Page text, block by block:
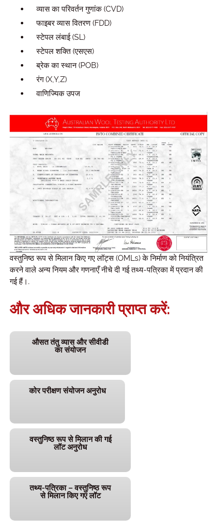
व्यास का परिवर्तन गुणांक (CVD)
फाइबर व्यास वितरण (FDD)
स्टेपल लंबाई (SL)
स्टेपल शक्ति (एसएस)
ब्रेक का स्थान (POB)
रंग (X,Y,Z)
वाणिज्यिक उपज
वस्तुनिष्ठ रूप से मिलान किए गए लॉट्स (OMLs) के निर्माण को नियंत्रित
करने वाले अन्य नियम और गणनाएँ नीचे दी गई तथ्य-पत्रिका में प्रदान की
गई हैं।.
और अधिक जानकारी प्राप्त करें:
औसत तंतु व्यास और सीवीडी
का संयोजन
कोर परीक्षण संयोजन अनुरोध
वस्तुनिष्ठ रूप से मिलान की गई
लॉट अनुरोध
तथ्य-पत्रिका – वस्तुनिष्ठ रूप
से मिलान किए गए लॉट